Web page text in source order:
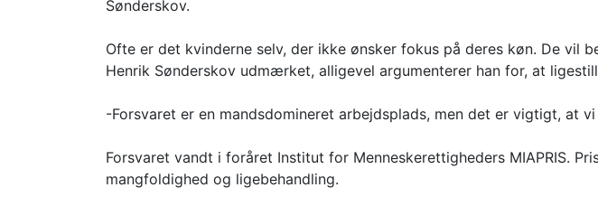
Sønderskov.
Ofte er det kvinderne selv, der ikke ønsker fokus på deres køn. De vil
Henrik Sønderskov udmærket, alligevel argumenterer han for, at
-Forsvaret er en mandsdomineret arbejdsplads, men det er vigtigt, at
Forsvaret vandt i foråret Institut for Menneskerettigheders MIAPRIS.
mangfoldighed og ligebehandling.